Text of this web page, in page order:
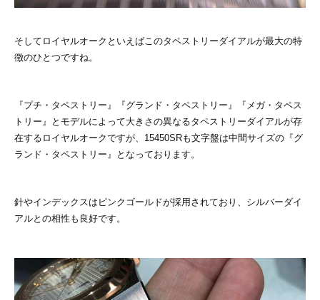
そしてロイヤルオークといえばこのタペストリーダイアルが最大の特
徴のひとつですね。
『プチ・タペストリー』『グランド・タペストリー』『メガ・タペス
トリー』とモデルによって大きさの異なるタペストリーダイアルが存
在するロイヤルオークですが、15450SRも文字盤は中間サイズの『グ
ランド・タペストリー』となっております。
針やインデックスはピンクゴールドが採用されており、シルバーダイ
アルとの相性も良好です。